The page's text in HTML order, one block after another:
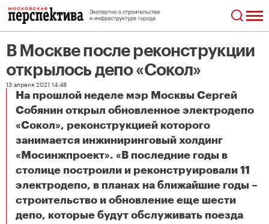
В Москве после реконструкции
открылось депо «Сокол»
13 апреля 2021 14:48
На прошлой неделе мэр Москвы Сергей
Собянин открыл обновленное электродепо
«Сокол», реконструкцией которого
занимается инжиниринговый холдинг
«Мосинжпроект». «В последние годы в
столице построили и реконструировали 11
электродепо, в планах на ближайшие годы –
строительство и обновление еще шести
депо, которые будут обслуживать поезда